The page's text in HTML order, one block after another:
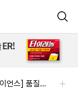
주식회사 제뉴원사이언스-[제뉴원사이언스] 품질관리약사 모집(경력무관)